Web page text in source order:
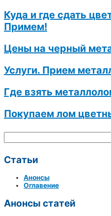
Куда и где сдать
Примем!
Цены на черный
Услуги. Прием
Где взять
Покупаем лом
Статьи
Анонсы
Оглавение
Анонсы статей